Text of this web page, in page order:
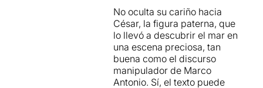
Aplaudiments llargs i del tot
merescuts.
VALORACIÓ: *** ½ / ****
No oculta su cariño hacia
César, la figura paterna, que
lo llevó a descubrir el mar en
una escena preciosa, tan
buena como el discurso
manipulador de Marco
Antonio. Sí, el texto puede